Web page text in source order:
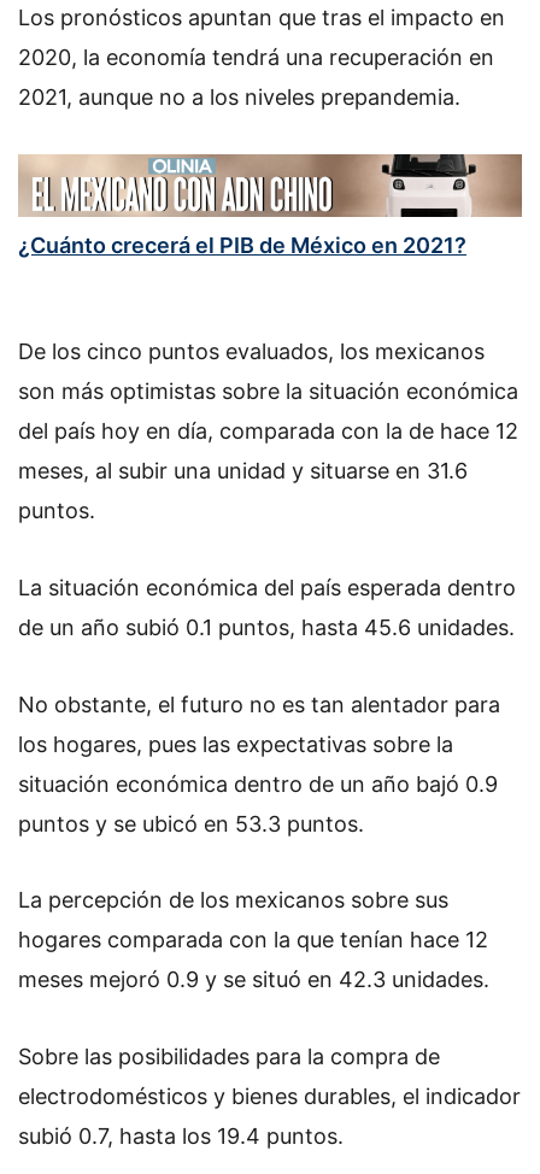
Los pronósticos apuntan que tras el impacto en
2020, la economía tendrá una recuperación en
2021, aunque no a los niveles prepandemia.
¿Cuánto crecerá el PIB de México en 2021?
De los cinco puntos evaluados, los mexicanos
son más optimistas sobre la situación económica
del país hoy en día, comparada con la de hace 12
meses, al subir una unidad y situarse en 31.6
puntos.
La situación económica del país esperada dentro
de un año subió 0.1 puntos, hasta 45.6 unidades.
No obstante, el futuro no es tan alentador para
los hogares, pues las expectativas sobre la
situación económica dentro de un año bajó 0.9
puntos y se ubicó en 53.3 puntos.
La percepción de los mexicanos sobre sus
hogares comparada con la que tenían hace 12
meses mejoró 0.9 y se situó en 42.3 unidades.
Sobre las posibilidades para la compra de
electrodomésticos y bienes durables, el indicador
subió 0.7, hasta los 19.4 puntos.